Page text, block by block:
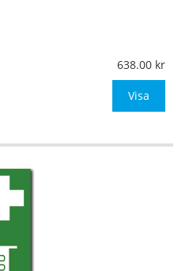
mått upp till 0,04m²)
638.00
Visa